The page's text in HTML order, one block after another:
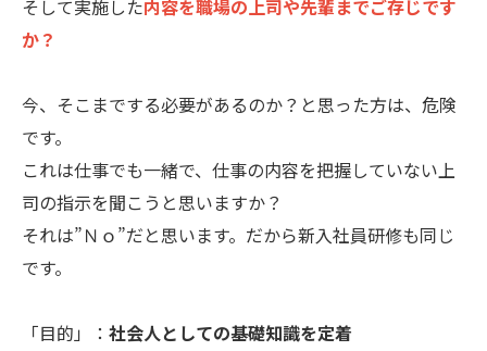
そして実施した内容を職場の上司や先輩までご存じです
か？
今、そこまでする必要があるのか？と思った方は、危険
です。
これは仕事でも一緒で、仕事の内容を把握していない上
司の指示を聞こうと思いますか？
それは”Ｎｏ”だと思います。だから新入社員研修も同じ
です。
「目的」： 社会人としての基礎知識を定着